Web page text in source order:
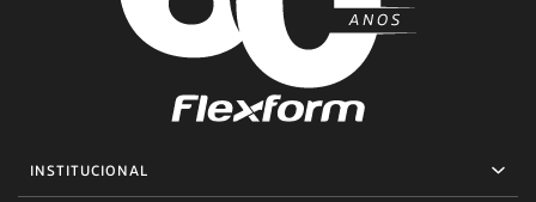
INSTITUCIONAL